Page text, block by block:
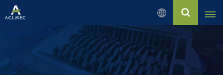
Español
English